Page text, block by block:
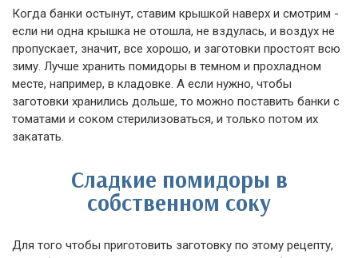
Когда банки остынут, ставим крышкой наверх и смотрим -
если ни одна крышка не отошла, не вздулась, и воздух не
пропускает, значит, все хорошо, и заготовки простоят всю
зиму. Лучше хранить помидоры в темном и прохладном
месте, например, в кладовке. А если нужно, чтобы
заготовки хранились дольше, то можно поставить банки с
томатами и соком стерилизоваться, и только потом их
закатать.
Сладкие помидоры в
собственном соку
Для того чтобы приготовить заготовку по этому рецепту,